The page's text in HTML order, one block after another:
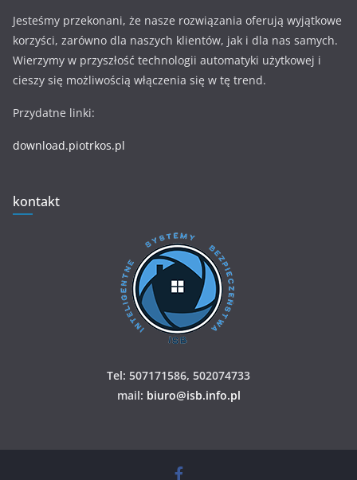
Jesteśmy przekonani, że nasze rozwiązania oferują wyjątkowe
korzyści, zarówno dla naszych klientów, jak i dla nas samych.
Wierzymy w przyszłość technologii automatyki użytkowej i
cieszy się możliwością włączenia się w tę trend.
Przydatne linki:
download.piotrkos.pl
kontakt
Tel: 507171586, 502074733
mail: biuro@isb.info.pl